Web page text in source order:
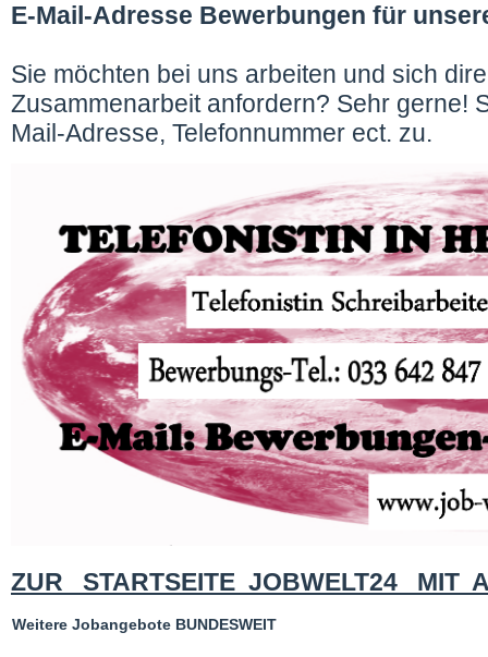
E-Mail-Adresse Bewerbungen für
Sie möchten bei uns arbeiten und sich
Zusammenarbeit anfordern? Sehr gerne!
Mail-Adresse, Telefonnummer ect. zu.
ZUR STARTSEITE JOBWELT24 MIT
Weitere Jobangebote BUNDESWEIT